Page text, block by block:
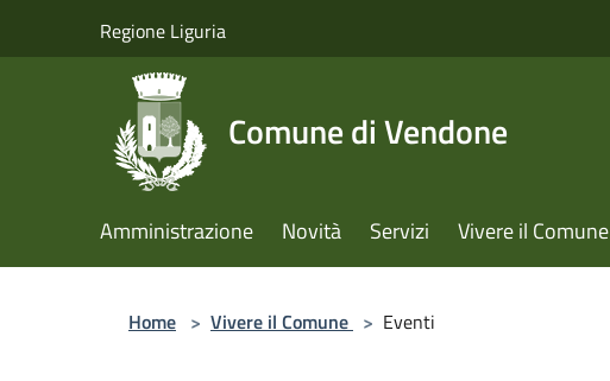
Regione Liguria
Comune di Vendone
Amministrazione Novità Servizi Vivere il Comune
Home > Vivere il Comune > Eventi